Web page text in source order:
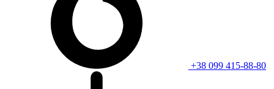
+38 099 415-88-80